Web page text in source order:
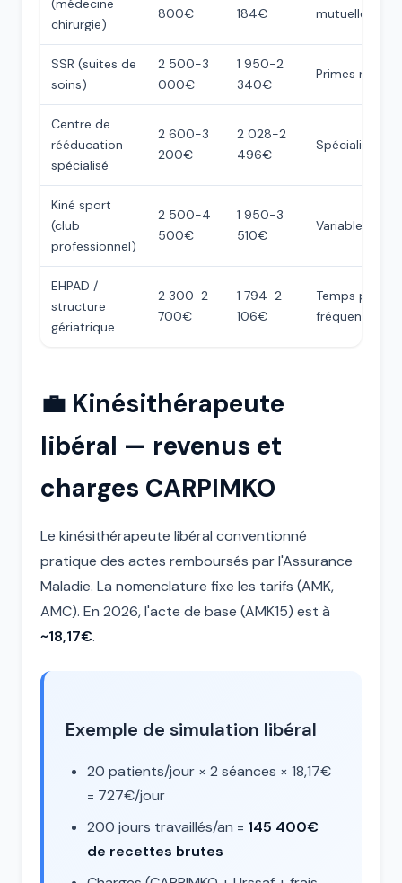
(médecine-
chirurgie)
800€
184€
mutuelle
SSR (suites de
soins)
2 500-3
000€
1 950-2
340€
Primes nuit
Centre de
rééducation
spécialisé
2 600-3
200€
2 028-2
496€
Spécialisation
Kiné sport
(club
professionnel)
2 500-4
500€
1 950-3
510€
Variable
EHPAD /
structure
gériatrique
2 300-2
700€
1 794-2
106€
Temps partiel
fréquent
💼 Kinésithérapeute
libéral — revenus et
charges CARPIMKO
Le kinésithérapeute libéral conventionné
pratique des actes remboursés par l'Assurance
Maladie. La nomenclature fixe les tarifs (AMK,
AMC). En 2026, l'acte de base (AMK15) est à
~18,17€.
Exemple de simulation libéral
20 patients/jour × 2 séances × 18,17€
= 727€/jour
200 jours travaillés/an = 145 400€
de recettes brutes